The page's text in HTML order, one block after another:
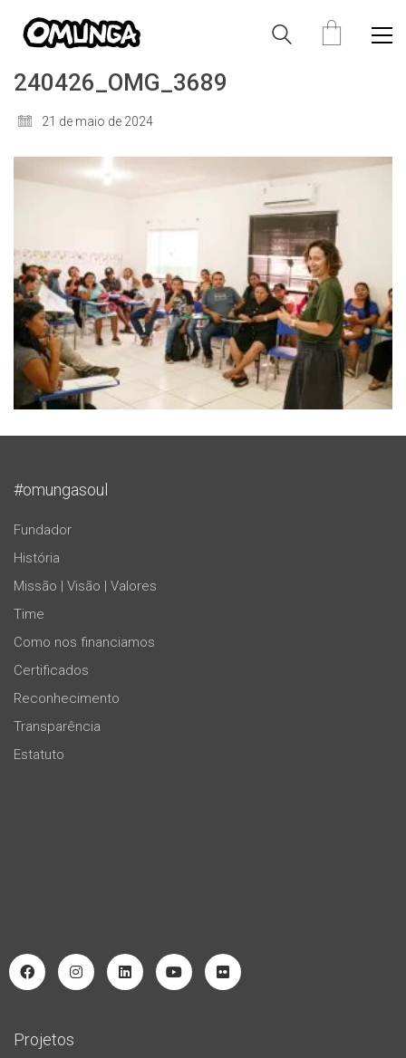
240426_OMG_3689
21 de maio de 2024
#omungasoul
Fundador
História
Missão | Visão | Valores
Time
Como nos financiamos
Certificados
Reconhecimento
Transparência
Estatuto
Projetos